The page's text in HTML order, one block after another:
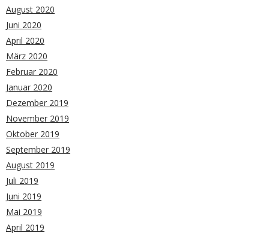
August 2020
Juni 2020
April 2020
März 2020
Februar 2020
Januar 2020
Dezember 2019
November 2019
Oktober 2019
September 2019
August 2019
Juli 2019
Juni 2019
Mai 2019
April 2019